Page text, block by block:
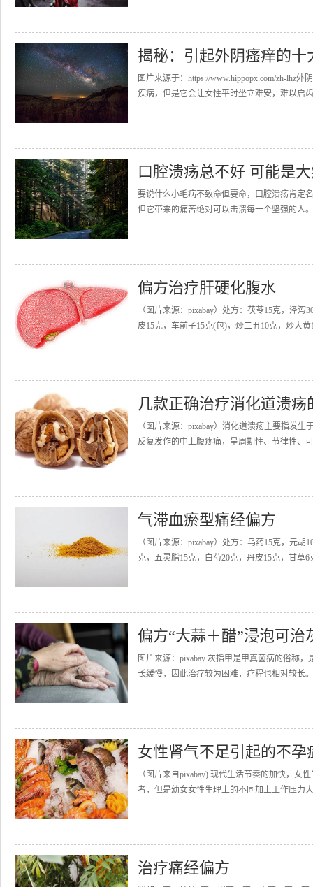
揭秘：引起外阴瘙痒的十
图片来源于：https://www.hippopx.com/zh-lhz
疾病，但是它会让女性平时坐立难安，难以启
口腔溃疡总不好 可能是
要说什么小毛病不致命但要命，口腔溃疡肯定
但它带来的痛苦绝对可以击溃每一个坚强的人
偏方治疗肝硬化腹水
（图片来源：pixabay）处方：茯苓15克，泽
皮15克，车前子15克(包)，炒二丑10克，炒大
几款正确治疗消化道溃疡
（图片来源：pixabay）消化道溃疡主要指发
反复发作的中上腹疼痛，呈周期性、节律性、
气滞血瘀型痛经偏方
（图片来源：pixabay）处方：乌药15克，元
克，五灵脂15克，白芍20克，丹皮15克，甘草
偏方“大蒜＋醋”浸泡可治
图片来源：pixabay 灰指甲是甲真菌病的俗称
长缓慢，因此治疗较为困难，疗程也相对较长
女性肾气不足引起的不孕
（图片来自pixabay) 现代生活节奏的加快，女
者，但是幼女女性生理上的不同加上工作压力
治疗痛经偏方